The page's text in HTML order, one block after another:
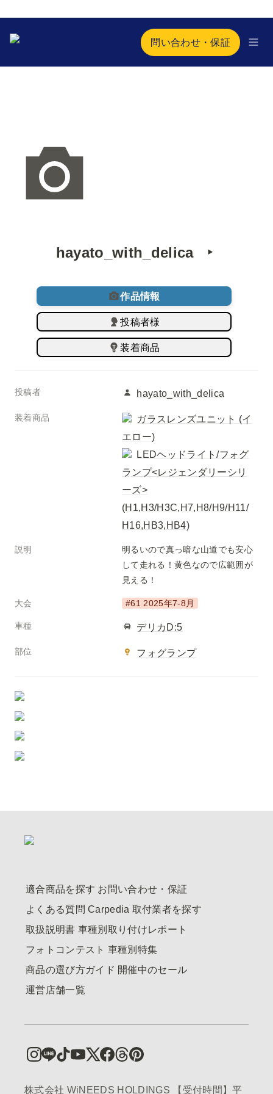
問い合わせ・保証
hayato_with_delica   ‣
作品情報
投稿者様
装着商品
投稿者 hayato_with_delica
装着商品
ガラスレンズユニット (イ
エロー)
LEDヘッドライト/フォグ
ランプ<レジェンダリーシリ
ーズ>
(H1,H3/H3C,H7,H8/H9/H11/
H16,HB3,HB4)
説明
明るいので真っ暗な山道でも安心
して走れる！黄色なので広範囲が
見える！
大会 #61 2025年7-8月
車種 デリカD:5
部位 フォグランプ
適合商品を探す お問い合わせ・保証
よくある質問 Carpedia 取付業者を探す
取扱説明書 車種別取り付けレポート
フォトコンテスト 車種別特集
商品の選び方ガイド 開催中のセール
運営店舗一覧
株式会社 WiNEEDS HOLDINGS 【受付時間】平